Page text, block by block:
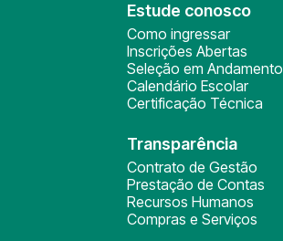
Estude conosco
Como ingressar
Inscrições Abertas
Seleção em Andamento
Calendário Escolar
Certificação Técnica
Transparência
Contrato de Gestão
Prestação de Contas
Recursos Humanos
Compras e Serviços